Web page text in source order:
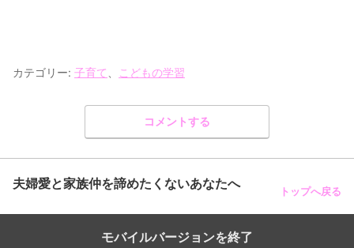
カテゴリー: 子育て こどもの学習
コメントする
夫婦愛と家族仲を諦めたくないあなたへ トップへ戻る
モバイルバージョンを終了